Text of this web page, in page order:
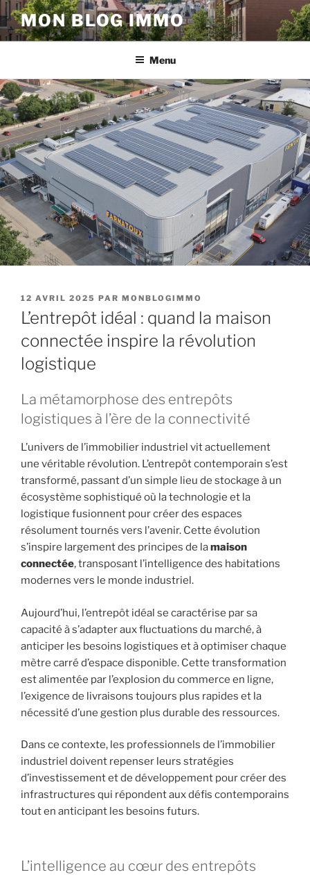
Aller
au
contenu
MON BLOG IMMO
Menu
PUBLIÉ
LE
12 AVRIL 2025 PAR MONBLOGIMMO
L’entrepôt idéal : quand la maison
connectée inspire la révolution
logistique
La métamorphose des entrepôts
logistiques à l’ère de la connectivité
L’univers de l’immobilier industriel vit actuellement
une véritable révolution. L’entrepôt contemporain s’est
transformé, passant d’un simple lieu de stockage à un
écosystème sophistiqué où la technologie et la
logistique fusionnent pour créer des espaces
résolument tournés vers l’avenir. Cette évolution
s’inspire largement des principes de lamaison
connectée, transposant l’intelligence des habitations
modernes vers le monde industriel.
Aujourd’hui, l’entrepôt idéal se caractérise par sa
capacité à s’adapter aux fluctuations du marché, à
anticiper les besoins logistiques et à optimiser chaque
mètre carré d’espace disponible. Cette transformation
est alimentée par l’explosion du commerce en ligne,
l’exigence de livraisons toujours plus rapides et la
nécessité d’une gestion plus durable des ressources.
Dans ce contexte, les professionnels de l’immobilier
industriel doivent repenser leurs stratégies
d’investissement et de développement pour créer des
infrastructures qui répondent aux défis contemporains
tout en anticipant les besoins futurs.
L’intelligence au cœur des entrepôts